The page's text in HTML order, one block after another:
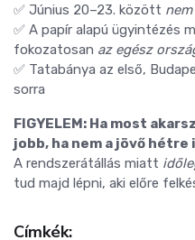
✅ Június 20–23. között
✅ A papír alapú ügyintézés
fokozatosan az egész
✅ Tatabánya az első,
sorra
FIGYELEM: Ha most
jobb, ha nem a jövő
A rendszerátállás miatt
tud majd lépni, aki előre
Címkék: